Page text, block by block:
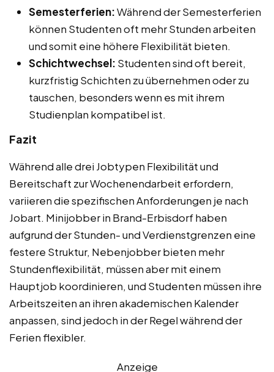
Semesterferien:Während der Semesterferien
können Studenten oft mehr Stunden arbeiten
und somit eine höhere Flexibilität bieten.
Schichtwechsel: Studenten sind oft bereit,
kurzfristig Schichten zu übernehmen oder zu
tauschen, besonders wenn es mit ihrem
Studienplan kompatibel ist.
Fazit
Während alle drei Jobtypen Flexibilität und
Bereitschaft zur Wochenendarbeit erfordern,
variieren die spezifischen Anforderungen je nach
Jobart. Minijobber in Brand-Erbisdorf haben
aufgrund der Stunden- und Verdienstgrenzen eine
festere Struktur, Nebenjobber bieten mehr
Stundenflexibilität, müssen aber mit einem
Hauptjob koordinieren, und Studenten müssen ihre
Arbeitszeiten an ihren akademischen Kalender
anpassen, sind jedoch in der Regel während der
Ferien flexibler.
Anzeige